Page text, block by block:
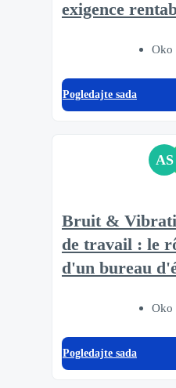
exigence
Oko
Pogledajte sada
AS
Bruit &
de travail : le
d'un bureau
Oko
Pogledajte sada